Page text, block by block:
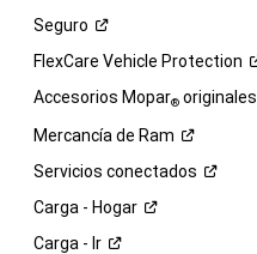
Seguro
FlexCare Vehicle Protection
Accesorios Mopar®originales
Mercancía de Ram
Servicios conectados
Carga - Hogar
Carga - Ir